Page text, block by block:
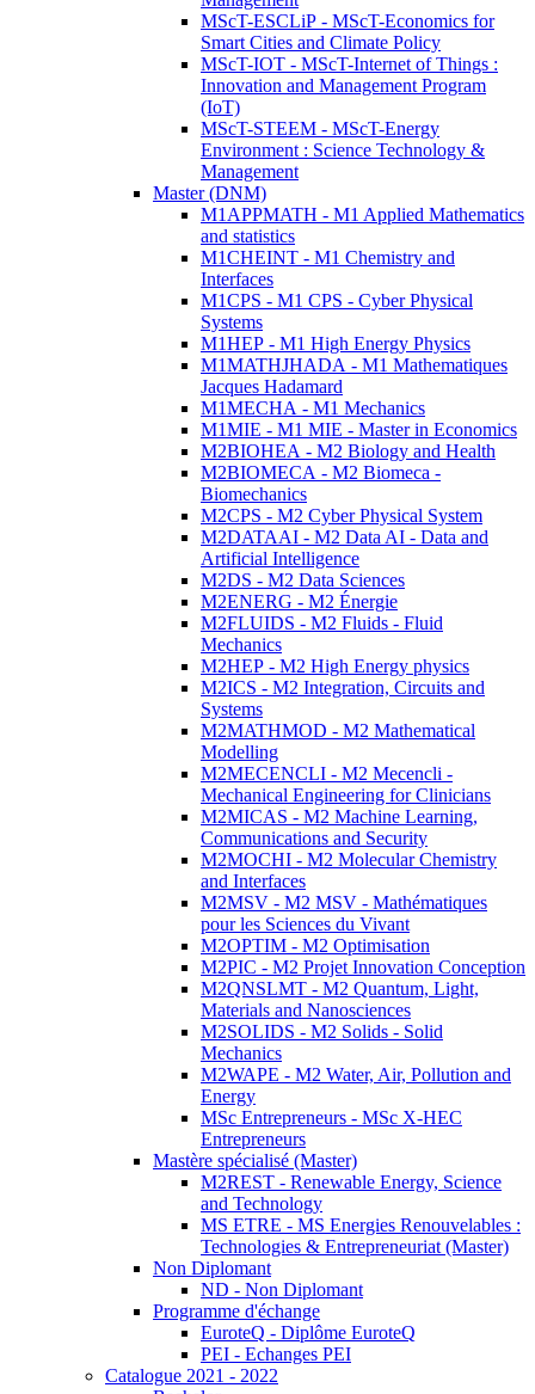
MScT-ESCLiP - MScT-Economics for
Smart Cities and Climate Policy
MScT-IOT - MScT-Internet of Things :
Innovation and Management Program
(IoT)
MScT-STEEM - MScT-Energy
Environment : Science Technology &
Management
Master (DNM)
M1APPMATH - M1 Applied Mathematics
and statistics
M1CHEINT - M1 Chemistry and
Interfaces
M1CPS - M1 CPS - Cyber Physical
Systems
M1HEP - M1 High Energy Physics
M1MATHJHADA - M1 Mathematiques
Jacques Hadamard
M1MECHA - M1 Mechanics
M1MIE - M1 MIE - Master in Economics
M2BIOHEA - M2 Biology and Health
M2BIOMECA - M2 Biomeca -
Biomechanics
M2CPS - M2 Cyber Physical System
M2DATAAI - M2 Data AI - Data and
Artificial Intelligence
M2DS - M2 Data Sciences
M2ENERG - M2 Énergie
M2FLUIDS - M2 Fluids - Fluid
Mechanics
M2HEP - M2 High Energy physics
M2ICS - M2 Integration, Circuits and
Systems
M2MATHMOD - M2 Mathematical
Modelling
M2MECENCLI - M2 Mecencli -
Mechanical Engineering for Clinicians
M2MICAS - M2 Machine Learning,
Communications and Security
M2MOCHI - M2 Molecular Chemistry
and Interfaces
M2MSV - M2 MSV - Mathématiques
pour les Sciences du Vivant
M2OPTIM - M2 Optimisation
M2PIC - M2 Projet Innovation Conception
M2QNSLMT - M2 Quantum, Light,
Materials and Nanosciences
M2SOLIDS - M2 Solids - Solid
Mechanics
M2WAPE - M2 Water, Air, Pollution and
Energy
MSc Entrepreneurs - MSc X-HEC
Entrepreneurs
Mastère spécialisé (Master)
M2REST - Renewable Energy, Science
and Technology
MS ETRE - MS Energies Renouvelables :
Technologies & Entrepreneuriat (Master)
Non Diplomant
ND - Non Diplomant
Programme d'échange
EuroteQ - Diplôme EuroteQ
PEI - Echanges PEI
Catalogue 2021 - 2022